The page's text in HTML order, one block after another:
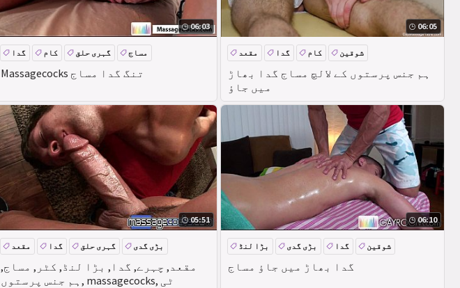
06:03
Massagecocks تنگ گدا مساج
گدا کام گہری حلق مساج
06:05
ہم جنس پرستوں کے لالچ مساج گدا بھاڑ
میں جاؤ
مقعد گدا کام شوقین
05:51
مقعد, چہرے, گدا, بڑا لنڈ, کٹر, مساج,
ہم جنس پرستوں, massagecocks, ٹی
مقعد گدا گہری حلق بڑی گدی
06:10
گدا بھاڑ میں جاؤ مساج
بڑا لنڈ بڑی گدی گدا شوقین